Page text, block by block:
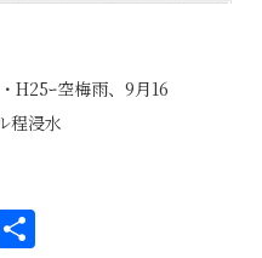
H25ｰ空梅雨、9月16
程浸水